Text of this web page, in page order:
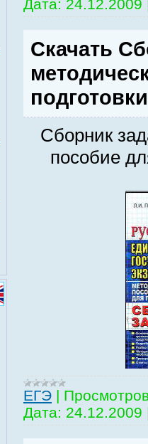
Дата: 24.12.2009
Скачать
Сборник
пособие
EГЭ |
Дата: 24.12.2009